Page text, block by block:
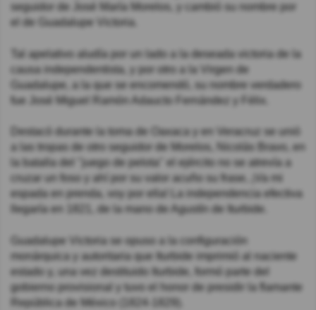
seguidor de José María Morelos, y cambió su nombre por
el de Guadalupe Victoria.
Tal apelativo aludía por un lado a la deseada victoria de la
causa independentista, y por otro a la Virgen de
Guadalupe, a la que se encomendó, su nombre verdadero
fue José Miguel Ramón Adaucto Fernández y Félix.
Destacó durante la toma de Oaxaca y en Veracruz se unió
a las tropas de otro seguidor de Morelos, Nicolás Bravo, en
la batalla del "juego de pelota" el ejército no se atrevía a
cruzar un foso y ahí por su valor acuño su frase, ¡Va mi
espada en prenda, voy por ella! La independencia efectiva
llegaría en 1821, de la mano de Agustín de Iturbide.
Guadalupe Victoria se opuso a la configuración
monárquica y autoritaria que Iturbide imprimió al naciente
estado y, una vez destituido Iturbide, formó parte del
gobierno provisional y tuvo el honor de presidir la flamante
República de México (1824-1829).